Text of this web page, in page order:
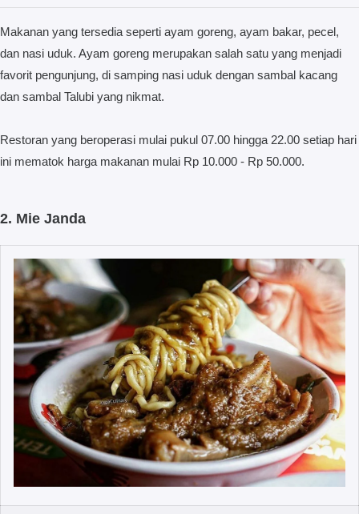
Makanan yang tersedia seperti ayam goreng, ayam bakar, pecel,
dan nasi uduk. Ayam goreng merupakan salah satu yang menjadi
favorit pengunjung, di samping nasi uduk dengan sambal kacang
dan sambal Talubi yang nikmat.
Restoran yang beroperasi mulai pukul 07.00 hingga 22.00 setiap hari
ini mematok harga makanan mulai Rp 10.000 - Rp 50.000.
2. Mie Janda